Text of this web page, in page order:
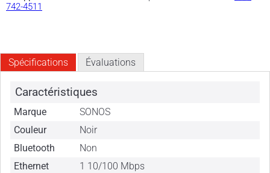
742-4511
Spécifications Évaluations
Caractéristiques
Marque
SONOS
Couleur
Noir
Bluetooth
Non
Ethernet
1 10/100 Mbps